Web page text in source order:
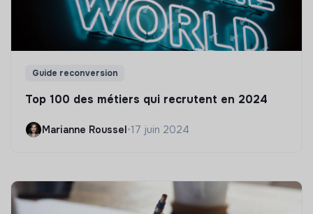
Guide reconversion
Top 100 des métiers qui recrutent en 2024
Marianne Roussel•17 juin 2024